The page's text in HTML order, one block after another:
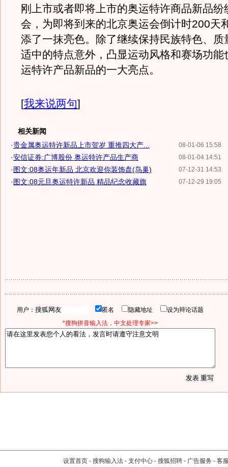
刚上市或者即将上市的奥运特许商品新品纷
会，为即将到来的北京奥运会倒计时200天
添了一抹亮色。除了继续保持民族特色、质
适中的特点意外，凸显运动风格和赛场功能
运特许产品新品的一大亮点。
[我来说两句]
相关新闻
08-01-06 15:58
·贵金属奥运特许新品上市贺岁 重推四大产...
08-01-04 14:51
·安信证券:广博股份 奥运特许产品生产商
07-12-31 14:53
·图文:08奥运年新品 北京欢迎你装饰盘(鸟巢)
07-12-29 19:05
·图文:08元旦奥运特许新品 精品纪念收藏旗
用户： 匿名 隐藏地址
设为辩论话题
*搜狗拼音输入法，中文处理专家>>
设置首页 - 搜狗输入法 - 支付中心 - 搜狐招聘 - 广告服务 - 客